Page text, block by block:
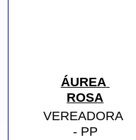
ÁUREA
ROSA
VEREADORA
- PP